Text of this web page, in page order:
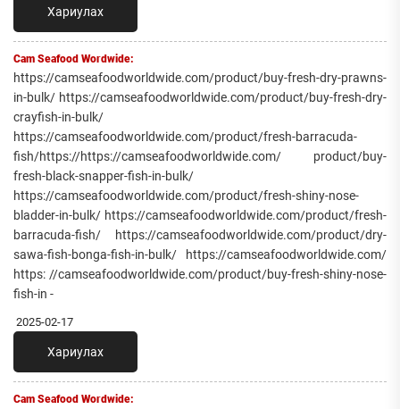
Хариулах
Cam Seafood Wordwide:
https://camseafoodworldwide.com/product/buy-fresh-dry-prawns-
in-bulk/ https://camseafoodworldwide.com/product/buy-fresh-dry-
crayfish-in-bulk/
https://camseafoodworldwide.com/product/fresh-barracuda-
fish/https://https://camseafoodworldwide.com/ product/buy-
fresh-black-snapper-fish-in-bulk/
https://camseafoodworldwide.com/product/fresh-shiny-nose-
bladder-in-bulk/ https://camseafoodworldwide.com/product/fresh-
barracuda-fish/ https://camseafoodworldwide.com/product/dry-
sawa-fish-bonga-fish-in-bulk/ https://camseafoodworldwide.com/
https: //camseafoodworldwide.com/product/buy-fresh-shiny-nose-
fish-in -
2025-02-17
Хариулах
Cam Seafood Wordwide: